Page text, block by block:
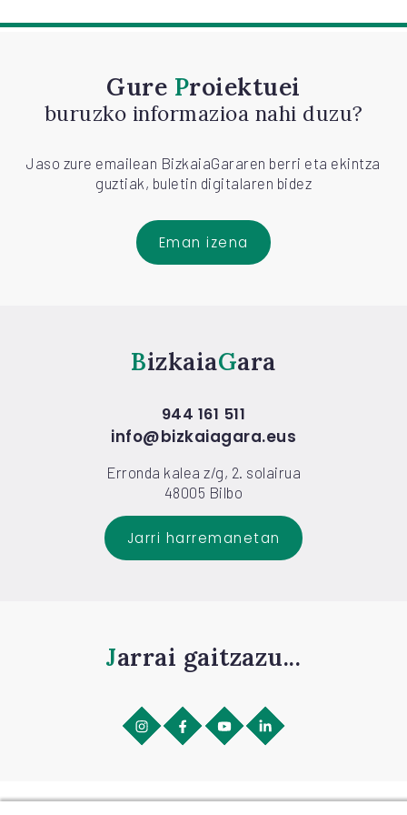
Gure Proiektuei
buruzko informazioa nahi duzu?
Jaso zure emailean BizkaiaGararen berri eta ekintza
guztiak, buletin digitalaren bidez
Eman izena
Bizkaia Gara
944 161 511
info@bizkaiagara.eus
Erronda kalea z/g, 2. solairua
48005 Bilbo
Jarri harremanetan
Jarrai gaitzazu...
©2026 BIZKAIAGARA